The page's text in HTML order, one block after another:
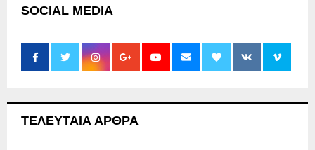
SOCIAL MEDIA
ΤΕΛΕΥΤΑΙΑ ΑΡΘΡΑ